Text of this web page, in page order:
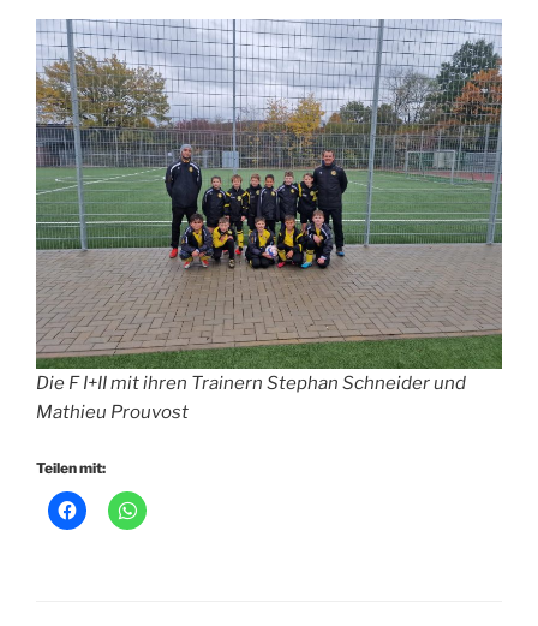
Die F I+II mit ihren Trainern Stephan Schneider und
Mathieu Prouvost
Teilen mit: